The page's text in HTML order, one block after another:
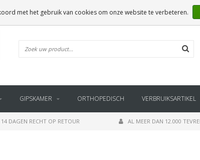
GIPSKAMER ORTHOPEDISCH VERBRUIKSARTIKEL
14 DAGEN RECHT OP RETOUR AL MEER DAN 12.000
met het gebruik van cookies om onze website te verbeteren.